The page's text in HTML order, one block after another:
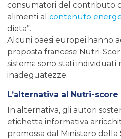
consumatori del contributo
alimenti al contenuto
dieta”.
Alcuni paesi europei hanno
proposta francese Nutri-
sistema sono stati individuati
inadeguatezze.
L’alternativa al Nutri-score
In alternativa, gli autori
etichetta informativa
promossa dal Ministero della